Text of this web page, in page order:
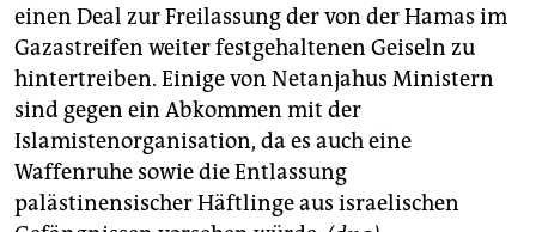
einen Deal zur Freilassung der von der Hamas im
Gazastreifen weiter festgehaltenen Geiseln zu
hintertreiben. Einige von Netanjahus Ministern
sind gegen ein Abkommen mit der
Islamistenorganisation, da es auch eine
Waffenruhe sowie die Entlassung
palästinensischer Häftlinge aus israelischen